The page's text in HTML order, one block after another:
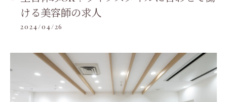
ける美容師の求人
2024/04/26